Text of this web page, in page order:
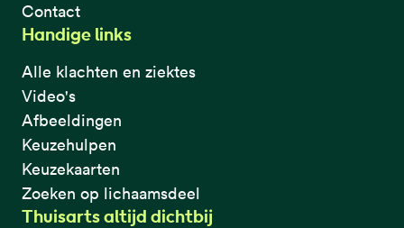
Contact
Handige links
Alle klachten en ziektes
Video's
Afbeeldingen
Keuzehulpen
Keuzekaarten
Zoeken op lichaamsdeel
Thuisarts altijd dichtbij